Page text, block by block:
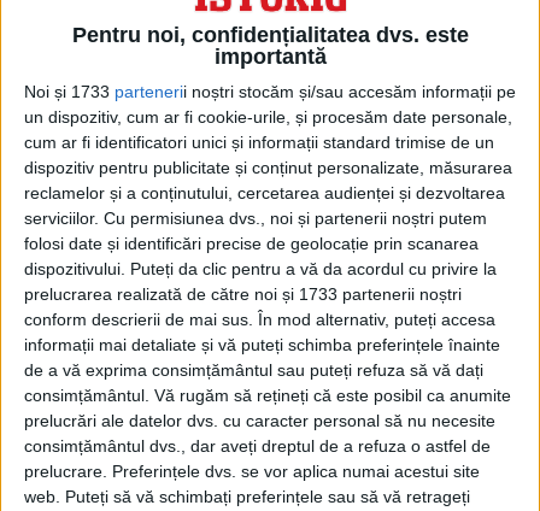
Pentru noi, confidențialitatea dvs. este
importantă
Noi și 1733 partenerii noștri stocăm și/sau accesăm informații pe
un dispozitiv, cum ar fi cookie-urile, și procesăm date personale,
cum ar fi identificatori unici și informații standard trimise de un
dispozitiv pentru publicitate și conținut personalizate, măsurarea
reclamelor și a conținutului, cercetarea audienței și dezvoltarea
serviciilor. Cu permisiunea dvs., noi și partenerii noștri putem
folosi date și identificări precise de geolocație prin scanarea
dispozitivului. Puteți da clic pentru a vă da acordul cu privire la
prelucrarea realizată de către noi și 1733 partenerii noștri
conform descrierii de mai sus. În mod alternativ, puteți accesa
informații mai detaliate și vă puteți schimba preferințele înainte
de a vă exprima consimțământul sau puteți refuza să vă dați
consimțământul. Vă rugăm să rețineți că este posibil ca anumite
prelucrări ale datelor dvs. cu caracter personal să nu necesite
consimțământul dvs., dar aveți dreptul de a refuza o astfel de
prelucrare. Preferințele dvs. se vor aplica numai acestui site
web. Puteți să vă schimbați preferințele sau să vă retrageți
ARTICOLE ONLINE
Arheologii au descoperit un cimitir și o sabie din epoca
cruciaților
Arheologii care efectuează săpături în orașul Salon din
Finlanda au descoperit un cimitir care conținea morminte...